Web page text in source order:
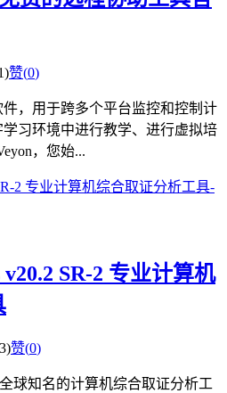
赞(0)
，用于跨多个平台监控和控制计
习环境中进行教学、进行虚拟培
，您始...
SR-2 专业计算机
赞(0)
球知名的计算机综合取证分析工